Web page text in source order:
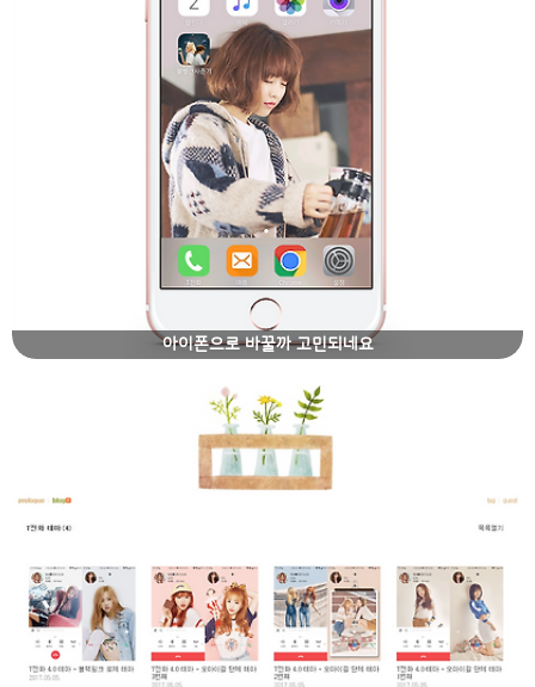
아이폰으로 바꿀까 고민되네요